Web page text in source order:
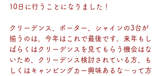
10日に行うことになりました！
クリーデンス、ポーター、シャインの3台が
揃うのは、今年はこれで最後です。来年もし
ばらくはクリーデンスを見てもらう機会はな
いため、クリーデンス検討されている方、も
しくはキャンピングカー興味あるな～って方